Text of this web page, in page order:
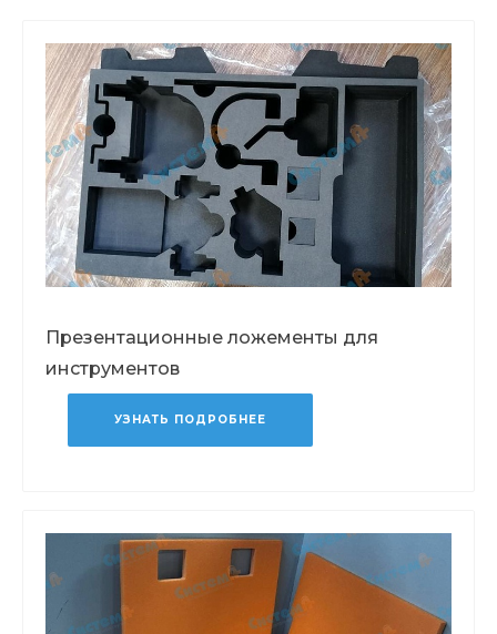
Презентационные ложементы для
инструментов
УЗНАТЬ ПОДРОБНЕЕ